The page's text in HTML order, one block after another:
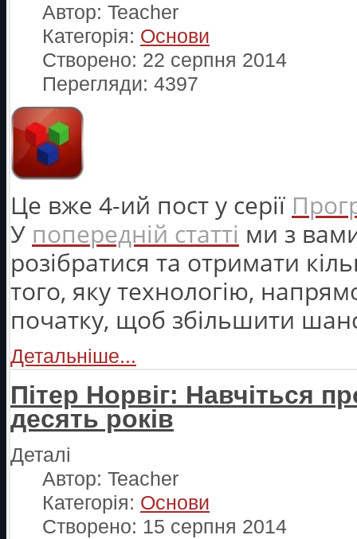
Автор: Teacher
Категорія: Основи
Створено: 22 серпня 2014
Перегляди: 4397
Це вже 4-ий пост у серії
У попередній статті ми з
розібратися та отримати
того, яку технологію,
початку, щоб збільшити
Детальніше...
Пітер Норвіг: Навчіться
десять років
Деталі
Автор: Teacher
Категорія: Основи
Створено: 15 серпня 2014